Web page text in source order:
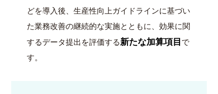
どを導入後、生産性向上ガイドラインに基づい
た業務改善の継続的な実施とともに、効果に関
するデータ提出を評価する新たな加算項目 で
す。